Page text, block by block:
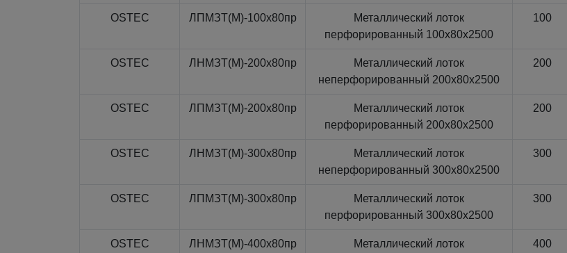
OSTEC ЛПМЗТ(М)-100x80пр
Металлический лоток
перфорированный 100x80x2500
100
OSTEC ЛНМЗТ(М)-200x80пр
Металлический лоток
неперфорированный 200x80x2500
200
OSTEC ЛПМЗТ(М)-200x80пр
Металлический лоток
перфорированный 200x80x2500
200
OSTEC ЛНМЗТ(М)-300x80пр
Металлический лоток
неперфорированный 300x80x2500
300
OSTEC ЛПМЗТ(М)-300x80пр
Металлический лоток
перфорированный 300x80x2500
300
OSTEC ЛНМЗТ(М)-400x80пр
Металлический лоток
400